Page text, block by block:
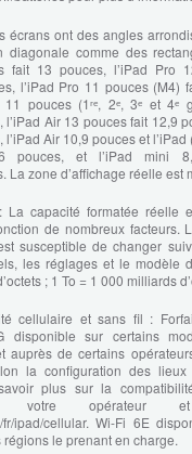
écrans ont des angles
diagonale comme des
fait 13 pouces, l’iPad Pro
l’iPad Pro 11 pouces (M4)
11 pouces (1ʳᵉ, 2ᵉ, 3ᵉ et 4ᵉ
l’iPad Air 13 pouces fait 12,9
l’iPad Air 10,9 pouces et l’iPad
pouces, et l’iPad mini
La zone d’affichage réelle est
La capacité formatée réelle
de nombreux facteurs.
susceptible de changer
les réglages et le modèle
; 1 To = 1 000 milliards
cellulaire et sans fil :
disponible sur certains
auprès de certains
la configuration des lieux
plus sur la
votre opérateur
fr/ipad/cellular. Wi-Fi 6E
régions le prenant en charge.